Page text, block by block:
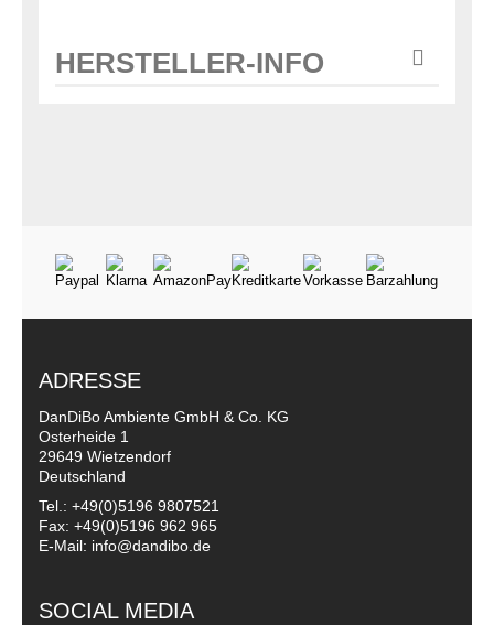
HERSTELLER-INFO
ADRESSE
DanDiBo Ambiente GmbH & Co. KG
Osterheide 1
29649 Wietzendorf
Deutschland
Tel.: +49(0)5196 9807521
Fax: +49(0)5196 962 965
E-Mail: info@dandibo.de
SOCIAL MEDIA